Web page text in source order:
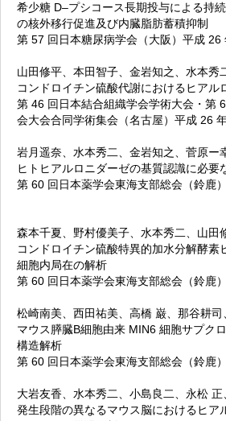
希少糖 D–プシコース長期投与による持
の核外移行促進及び内臓脂肪蓄積抑制
第 57 回日本糖尿病学会（大阪）平成 26
山田修平、本田智子、金岩知之、水本秀
コンドロイチン硫酸代謝におけるヒアル
第 46 回日本結合組織学会学術大会・第
会大会合同学術集会（名古屋）平成 26
岩月遥奈、水本秀二、金岩知之、菅原ー
ヒトヒアルロニダーゼの基質認識に必要
第 60 回日本薬学会東海支部総会（鈴鹿
森本千夏、野村優美子、水本秀二、山田
コンドロイチン硫酸特異的加水分解酵素
細胞内局在の解析
第 60 回日本薬学会東海支部総会（鈴鹿
松崎南美、西田祐美、高橋 巌、那谷耕司
マウス膵臓B細胞由来 MIN6 細胞サプク
構造解析
第 60 回日本薬学会東海支部総会（鈴鹿
大岩友香、水本秀二、小島良二、永松
発生段階の異なるマウス脳におけるヒア